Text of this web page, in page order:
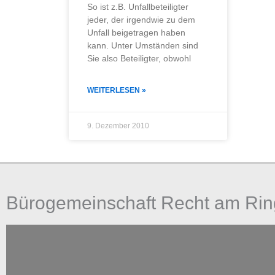
So ist z.B. Unfallbeteiligter
jeder, der irgendwie zu dem
Unfall beigetragen haben
kann. Unter Umständen sind
Sie also Beteiligter, obwohl
WEITERLESEN »
9. Dezember 2010
Bürogemeinschaft Recht am